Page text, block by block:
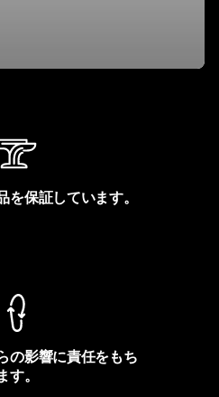
を保証しています。
の影響に責任をもち
す。